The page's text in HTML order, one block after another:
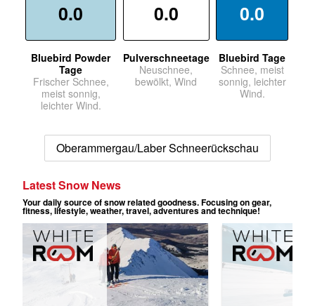
0.0
Bluebird Powder
Tage
Frischer Schnee,
meist sonnig,
leichter Wind.
0.0
Pulverschneetage
Neuschnee,
bewölkt, Wind
0.0
Bluebird Tage
Schnee, meist
sonnig, leichter
Wind.
Oberammergau/Laber Schneerückschau